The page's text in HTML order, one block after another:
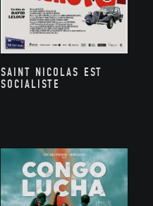
SAINT NICOLAS EST
SOCIALISTE